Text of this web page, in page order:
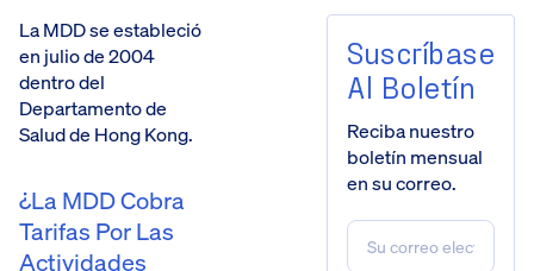
La MDD se estableció
en julio de 2004
dentro del
Departamento de
Salud de Hong Kong.
¿La MDD Cobra
Tarifas Por Las
Actividades
Suscríbase
Al Boletín
Reciba nuestro
boletín mensual
en su correo.